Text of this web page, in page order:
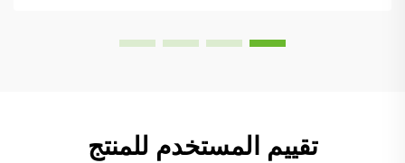
تقييم المستخدم للمنتج